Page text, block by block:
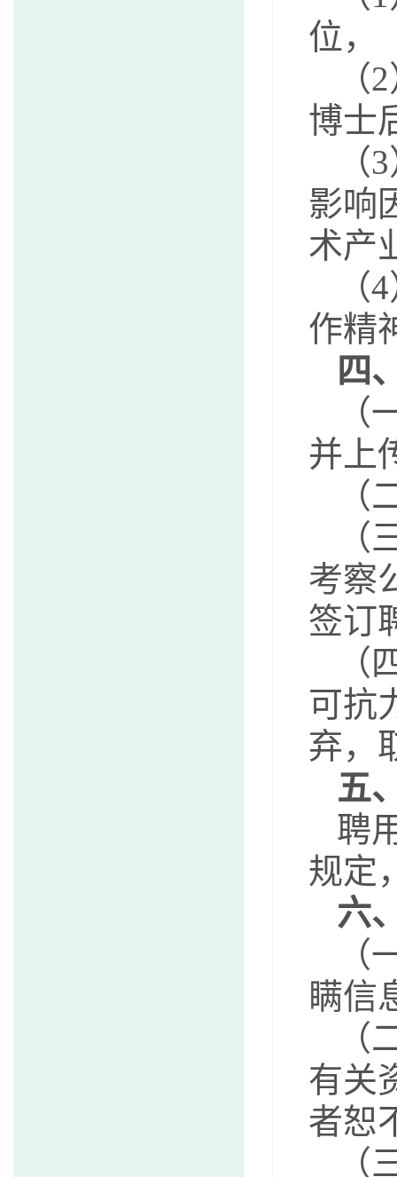
位，
博士
影响
术产
作精
四
并上
（
考察
签订
可抗
弃，
聘
规定
六
瞒信
有关
者